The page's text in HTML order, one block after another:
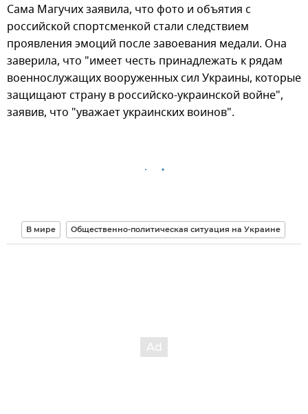
Сама Магучих заявила, что фото и объятия с
российской спортсменкой стали следствием
проявления эмоций после завоевания медали. Она
заверила, что "имеет честь принадлежать к рядам
военнослужащих вооруженных сил Украины, которые
защищают страну в российско-украинской войне",
заявив, что "уважает украинских воинов".
В мире Общественно-политическая ситуация на Украине